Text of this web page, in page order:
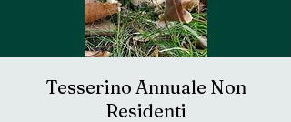
Tesserino Annuale Non
Residenti